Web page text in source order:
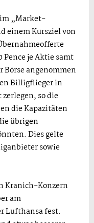
„Market-
einem Kursziel von
Pence je Aktie samt
Börse angenommen
Billigflieger in
so die
die Kapazitäten
übrigen
Dies gelte
sowie
Kranich-Konzern
am
Lufthansa fest.